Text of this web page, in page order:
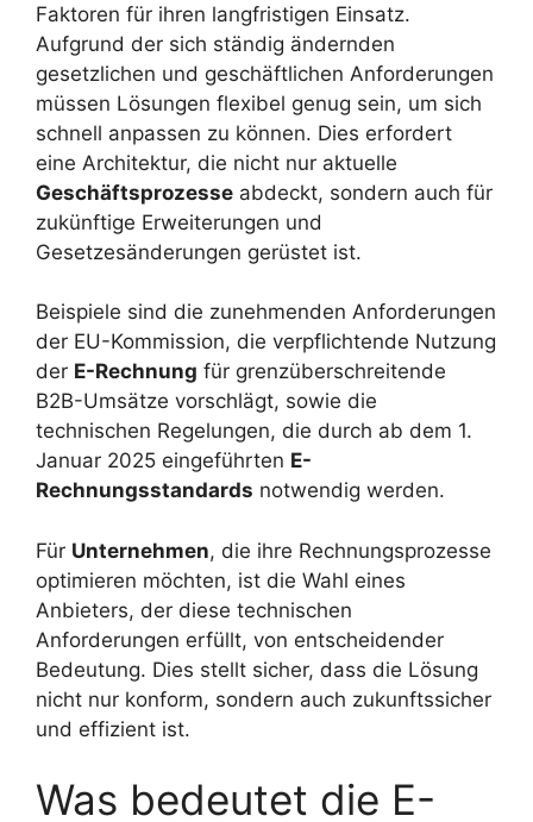
Faktoren für ihren langfristigen Einsatz.
Aufgrund der sich ständig ändernden
gesetzlichen und geschäftlichen Anforderungen
müssen Lösungen flexibel genug sein, um sich
schnell anpassen zu können. Dies erfordert
eine Architektur, die nicht nur aktuelle
Geschäftsprozesse abdeckt, sondern auch für
zukünftige Erweiterungen und
Gesetzesänderungen gerüstet ist.
Beispiele sind die zunehmenden Anforderungen
der EU-Kommission, die verpflichtende Nutzung
der E-Rechnung für grenzüberschreitende
B2B-Umsätze vorschlägt, sowie die
technischen Regelungen, die durch ab dem 1.
Januar 2025 eingeführten E-
Rechnungsstandards notwendig werden.
Für Unternehmen, die ihre Rechnungsprozesse
optimieren möchten, ist die Wahl eines
Anbieters, der diese technischen
Anforderungen erfüllt, von entscheidender
Bedeutung. Dies stellt sicher, dass die Lösung
nicht nur konform, sondern auch zukunftssicher
und effizient ist.
Was bedeutet die E-